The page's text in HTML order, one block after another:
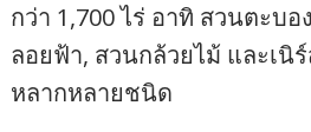
กว่า 1,700 ไร่ อาทิ สวนตะบอ
ลอยฟ้า, สวนกล้วยไม้ และเนิ
หลากหลายชนิด